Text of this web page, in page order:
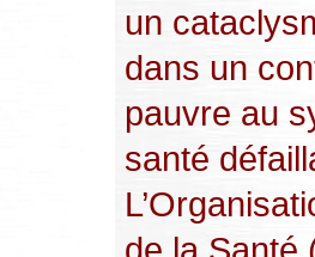
un
dans un
pauvre au
santé